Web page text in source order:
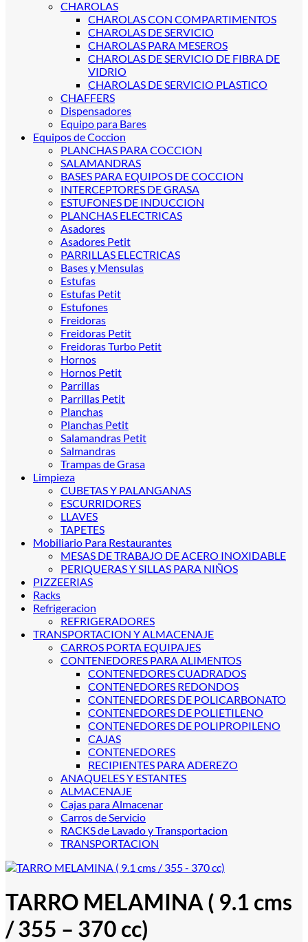
CHAROLAS
CHAROLAS CON COMPARTIMENTOS
CHAROLAS DE SERVICIO
CHAROLAS PARA MESEROS
CHAROLAS DE SERVICIO DE FIBRA DE
VIDRIO
CHAROLAS DE SERVICIO PLASTICO
CHAFFERS
Dispensadores
Equipo para Bares
Equipos de Coccion
PLANCHAS PARA COCCION
SALAMANDRAS
BASES PARA EQUIPOS DE COCCION
INTERCEPTORES DE GRASA
ESTUFONES DE INDUCCION
PLANCHAS ELECTRICAS
Asadores
Asadores Petit
PARRILLAS ELECTRICAS
Bases y Mensulas
Estufas
Estufas Petit
Estufones
Freidoras
Freidoras Petit
Freidoras Turbo Petit
Hornos
Hornos Petit
Parrillas
Parrillas Petit
Planchas
Planchas Petit
Salamandras Petit
Salmandras
Trampas de Grasa
Limpieza
CUBETAS Y PALANGANAS
ESCURRIDORES
LLAVES
TAPETES
Mobiliario Para Restaurantes
MESAS DE TRABAJO DE ACERO INOXIDABLE
PERIQUERAS Y SILLAS PARA NIÑOS
PIZZEERIAS
Racks
Refrigeracion
REFRIGERADORES
TRANSPORTACION Y ALMACENAJE
CARROS PORTA EQUIPAJES
CONTENEDORES PARA ALIMENTOS
CONTENEDORES CUADRADOS
CONTENEDORES REDONDOS
CONTENEDORES DE POLICARBONATO
CONTENEDORES DE POLIETILENO
CONTENEDORES DE POLIPROPILENO
CAJAS
CONTENEDORES
RECIPIENTES PARA ADEREZO
ANAQUELES Y ESTANTES
ALMACENAJE
Cajas para Almacenar
Carros de Servicio
RACKS de Lavado y Transportacion
TRANSPORTACION
TARRO MELAMINA ( 9.1 cms
/ 355 – 370 cc)